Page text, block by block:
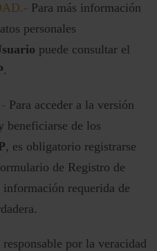
Para más información
personales
puede consultar el
.
Para acceder a la versión
beneficiarse de los
, es obligatorio registrarse
de Registro de
requerida de
por la veracidad